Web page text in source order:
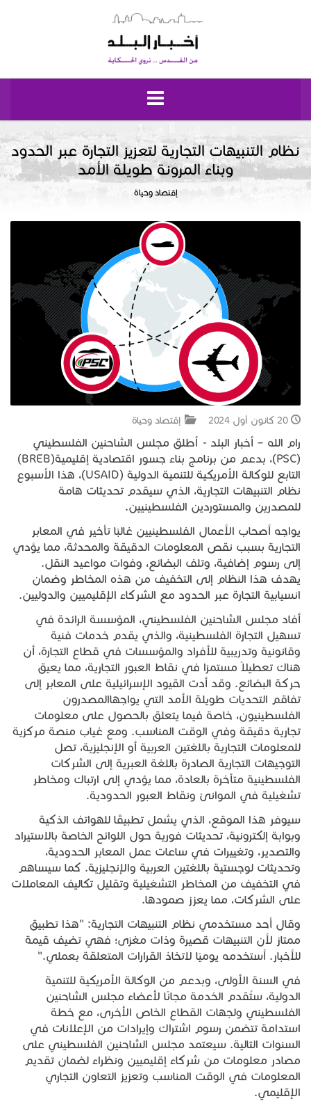
الرئيسية
إقتصاد وحياة
جبل المشارف
يحكى أن
من نحن
نظام التنبيهات التجارية لتعزيز التجارة عبر الحدود
وبناء المرونة طويلة الأمد
إقتصاد وحياة
20 كانون أول 2024 إقتصاد وحياة
رام الله – أخبار البلد - أطلق مجلس الشاحنين الفلسطيني
(PSC)، بدعم من برنامج بناء جسور اقتصادية إقليمية(BREB)
التابع للوكالة الأمريكية للتنمية الدولية (USAID)، هذا الأسبوع
نظام التنبيهات التجارية، الذي سيقدم تحديثات هامة
للمصدرين والمستوردين الفلسطينيين.
يواجه أصحاب الأعمال الفلسطينيين غالبًا تأخير في المعابر
التجارية بسبب نقص المعلومات الدقيقة والمحدثة، مما يؤدي
إلى رسوم إضافية، وتلف البضائع، وفوات مواعيد النقل.
يهدف هذا النظام إلى التخفيف من هذه المخاطر وضمان
انسيابية التجارة عبر الحدود مع الشركاء الإقليميين والدوليين.
أفاد مجلس الشاحنين الفلسطيني، المؤسسة الرائدة في
تسهيل التجارة الفلسطينية، والذي يقدم خدمات فنية
وقانونية وتدريبية للأفراد والمؤسسات في قطاع التجارة، أن
هناك تعطيلاً مستمرًا في نقاط العبور التجارية، مما يعيق
حركة البضائع. وقد أدت القيود الإسرائيلية على المعابر إلى
تفاقم التحديات طويلة الأمد التي يواجهاالمصدرون
الفلسطينيون، خاصة فيما يتعلق بالحصول على معلومات
تجارية دقيقة وفي الوقت المناسب. ومع غياب منصة مركزية
للمعلومات التجارية باللغتين العربية أو الإنجليزية، تصل
التوجيهات التجارية الصادرة باللغة العبرية إلى الشركات
الفلسطينية متأخرة بالعادة، مما يؤدي إلى ارتباك ومخاطر
تشغيلية في الموانئ ونقاط العبور الحدودية.
سيوفر هذا الموقع، الذي يشمل تطبيقًا للهواتف الذكية
وبوابة إلكترونية، تحديثات فورية حول اللوائح الخاصة بالاستيراد
والتصدير، وتغييرات في ساعات عمل المعابر الحدودية،
وتحديثات لوجستية باللغتين العربية والإنجليزية. كما سيساهم
في التخفيف من المخاطر التشغيلية وتقليل تكاليف المعاملات
على الشركات، مما يعزز صمودها.
وقال أحد مستخدمي نظام التنبيهات التجارية: "هذا تطبيق
ممتاز لأن التنبيهات قصيرة وذات مغزى؛ فهي تضيف قيمة
للأخبار. أستخدمه يوميًا لاتخاذ القرارات المتعلقة بعملي."
في السنة الأولى، وبدعم من الوكالة الأمريكية للتنمية
الدولية، ستُقدم الخدمة مجانًا لأعضاء مجلس الشاحنين
الفلسطيني ولجهات القطاع الخاص الأخرى، مع خطة
استدامة تتضمن رسوم اشتراك وإيرادات من الإعلانات في
السنوات التالية. سيعتمد مجلس الشاحنين الفلسطيني على
مصادر معلومات من شركاء إقليميين ونظراء لضمان تقديم
المعلومات في الوقت المناسب وتعزيز التعاون التجاري
الإقليمي.